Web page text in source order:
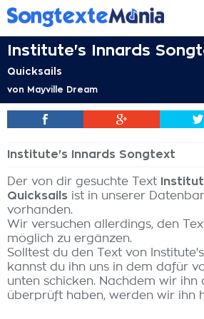
Institute's Innards
Quicksails
von Mayville Dream
Institute's Innards Songtext
Der von dir gesuchte Text
Quicksails ist in unserer
vorhanden.
Wir versuchen allerdings, den
möglich zu ergänzen.
Solltest du den Text von
kannst du ihn uns in dem dafür
unten schicken. Nachdem wir ihn
überprüft haben, werden wir ihn